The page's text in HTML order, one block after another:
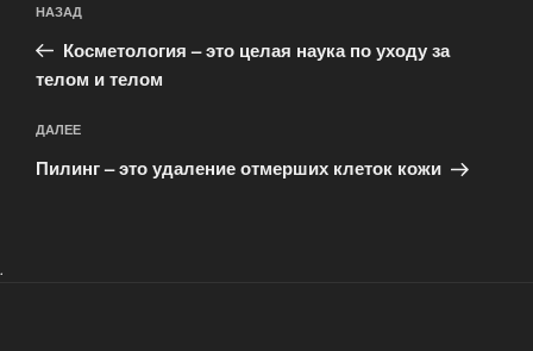
по
записям
Предыдущая
запись:
НАЗАД
Косметология – это целая наука по уходу за
телом и телом
Следующая
запись
ДАЛЕЕ
Пилинг – это удаление отмерших клеток кожи
.